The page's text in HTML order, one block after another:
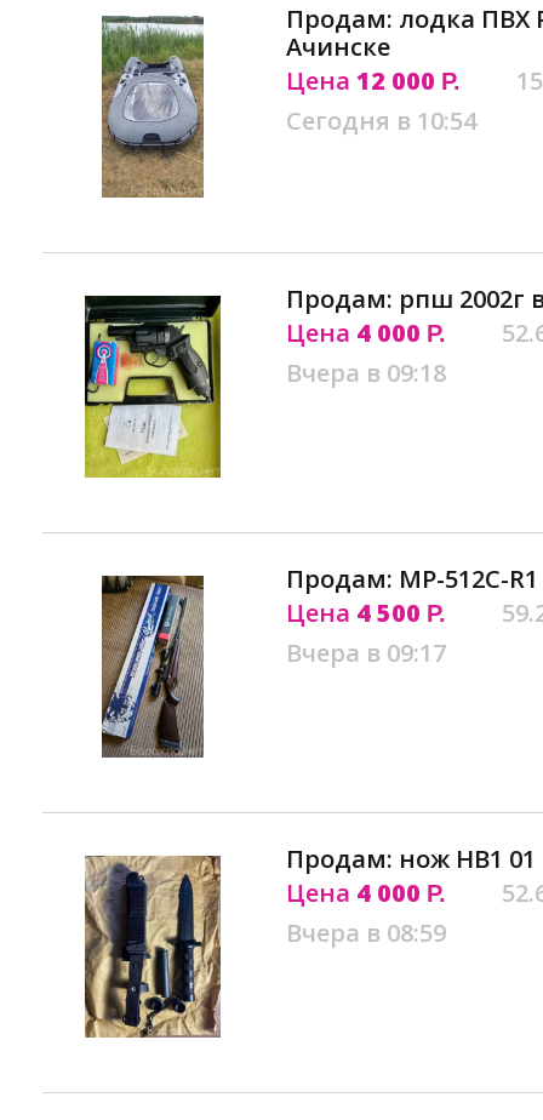
Продам: лодка ПВХ
Ачинске
Цена 12 000 Р.
Сегодня в 10:54
Продам: рпш 2002г
Цена 4 000 Р.
Вчера в 09:18
Продам: МР-512С-
Цена 4 500 Р.
Вчера в 09:17
Продам: нож НВ1 01
Цена 4 000 Р.
Вчера в 08:59